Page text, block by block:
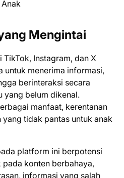
Mengintai
Instagram, dan X
untuk menerima informasi,
berinteraksi secara
yang belum dikenal.
manfaat, kerentanan
tidak pantas untuk anak
platform ini berpotensi
konten berbahaya,
informasi yang salah